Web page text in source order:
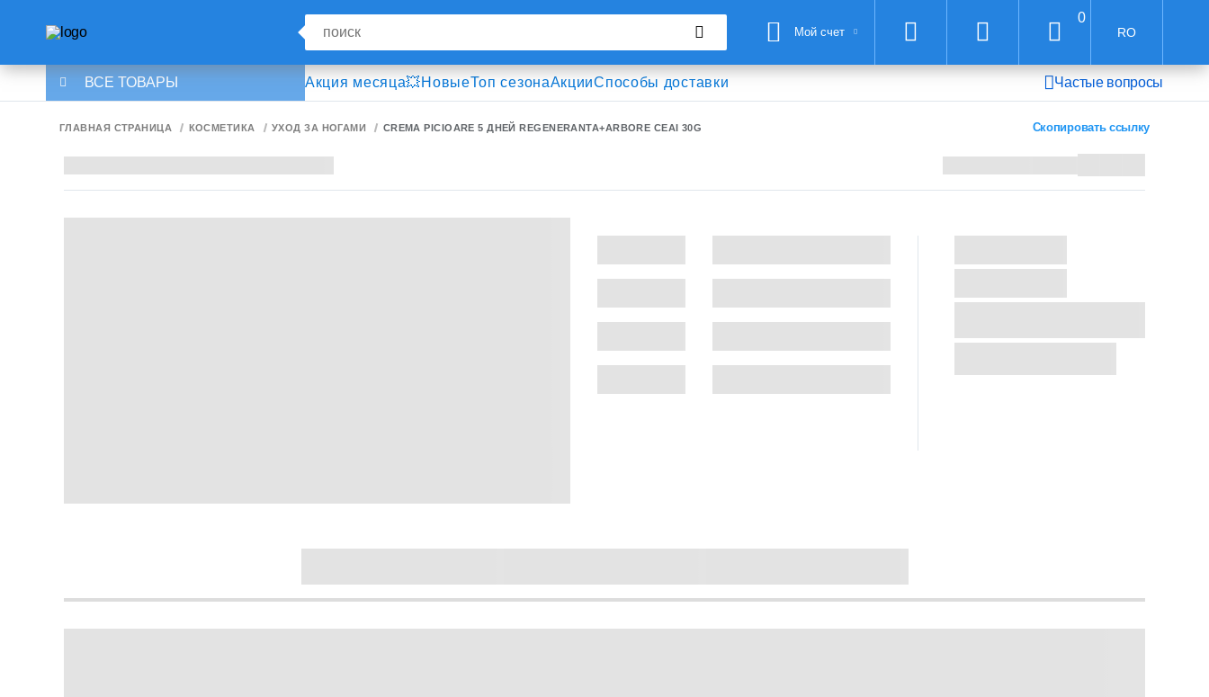
Мой счет
0
RO
ВСЕ ТОВАРЫ Акция месяца💥НовыеТоп сезонаАкцииСпособы доставки Частые вопросы
ГЛАВНАЯ СТРАНИЦА КОСМЕТИКА УХОД ЗА НОГАМИ CREMA PICIOARE 5 ДНЕЙ REGENERANTA+ARBORE CEAI 30G Скопировать ссылку